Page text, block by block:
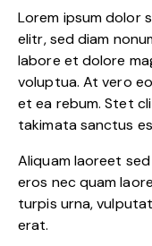
Lorem ipsum dolor
elitr, sed diam
labore et dolore
voluptua. At vero
et ea rebum. Stet
takimata sanctus
Aliquam laoreet
eros nec quam
turpis urna,
erat.